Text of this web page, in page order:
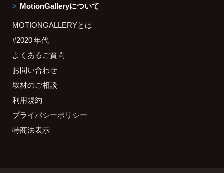
MotionGalleryについて
MOTIONGALLERYとは
#2020 年代
よくあるご質問
お問い合わせ
取材のご相談
利用規約
プライバシーポリシー
特商法表示